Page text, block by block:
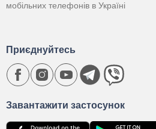
мобільних телефонів в Україні
Завантажити застосунок
Приєднуйтесь